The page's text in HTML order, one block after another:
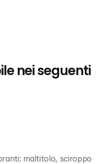
nei seguenti
maltitolo, sciroppo